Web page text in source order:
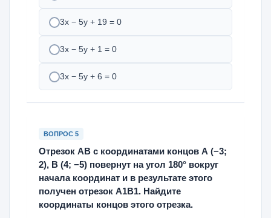
3х − 5у + 19 = 0
3х − 5у + 1 = 0
3х − 5у + 6 = 0
ВОПРОС 5
Отрезок АВ с координатами концов А (−3;
2), В (4; −5) повернут на угол 180° вокруг
начала координат и в результате этого
получен отрезок А1В1. Найдите
координаты концов этого отрезка.